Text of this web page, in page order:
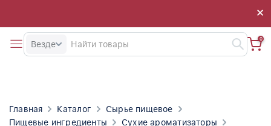
×
×
Везде
0
Главная Каталог
Сырье пищевое
Пищевые ингредиенты
Сухие ароматизаторы